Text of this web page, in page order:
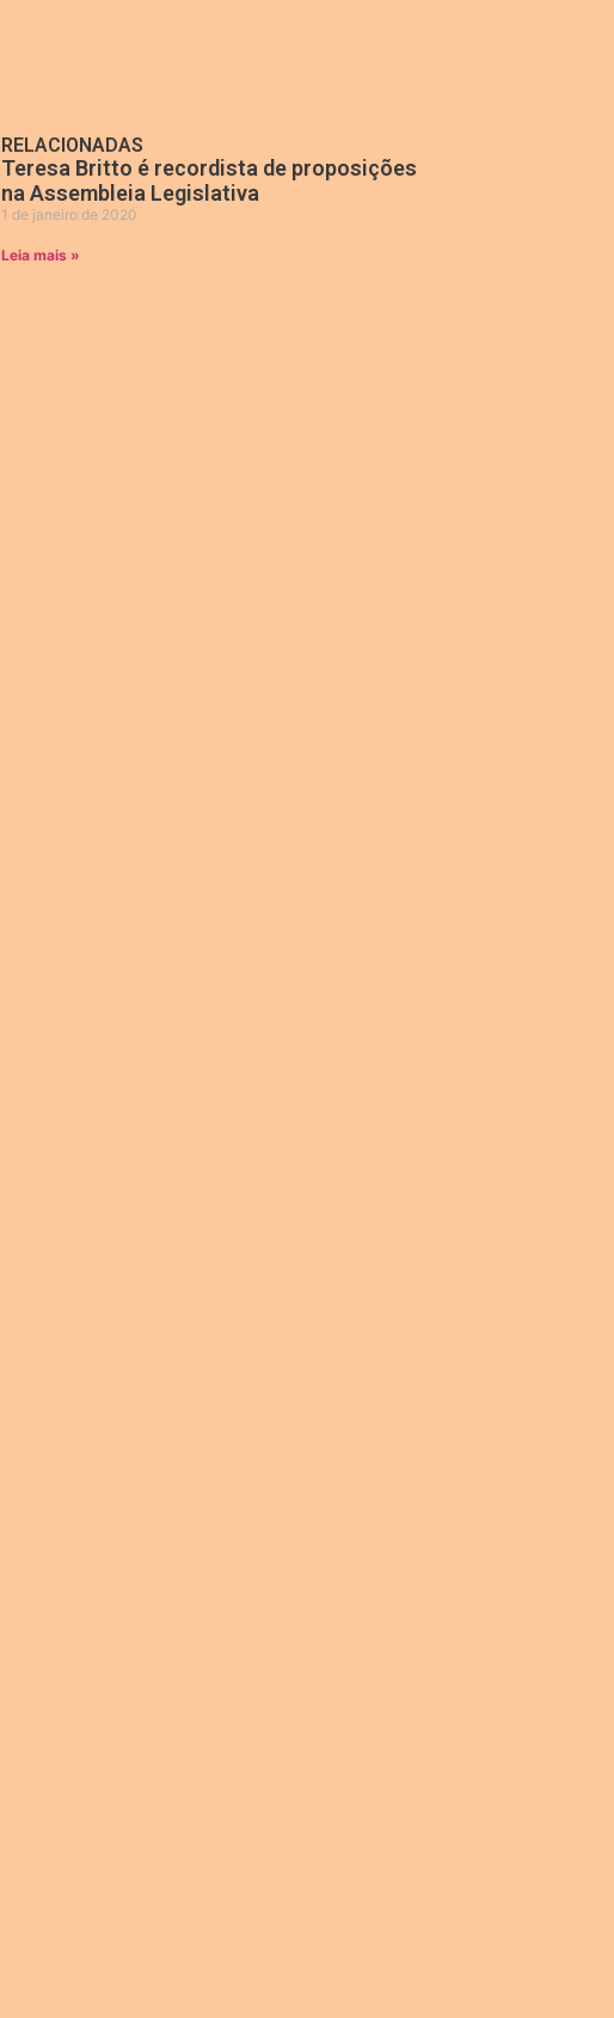
RELACIONADAS
Teresa Britto é recordista de proposições
na Assembleia Legislativa
1 de janeiro de 2020
Leia mais »